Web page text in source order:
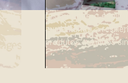
restaurando o
aumentando a
produtos químicos